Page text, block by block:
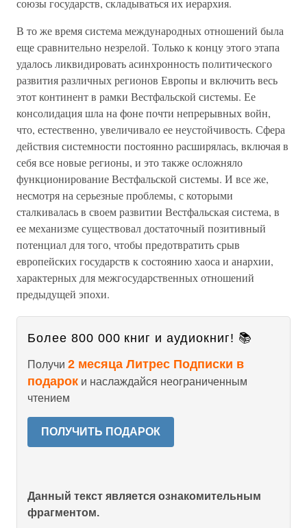
союзы государств, складываться их иерархия.
В то же время система международных отношений была
еще сравнительно незрелой. Только к концу этого этапа
удалось ликвидировать асинхронность политического
развития различных регионов Европы и включить весь
этот континент в рамки Вестфальской системы. Ее
консолидация шла на фоне почти непрерывных войн,
что, естественно, увеличивало ее неустойчивость. Сфера
действия системности постоянно расширялась, включая в
себя все новые регионы, и это также осложняло
функционирование Вестфальской системы. И все же,
несмотря на серьезные проблемы, с которыми
сталкивалась в своем развитии Вестфальская система, в
ее механизме существовал достаточный позитивный
потенциал для того, чтобы предотвратить срыв
европейских государств к состоянию хаоса и анархии,
характерных для межгосударственных отношений
предыдущей эпохи.
Более 800 000 книг и аудиокниг! 📚
Получи 2 месяца Литрес Подписки в
подарок и наслаждайся неограниченным
чтением
ПОЛУЧИТЬ ПОДАРОК
Данный текст является ознакомительным
фрагментом.